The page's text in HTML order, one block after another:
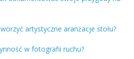
artystyczne aranżacje stołu?
w fotografii ruchu?